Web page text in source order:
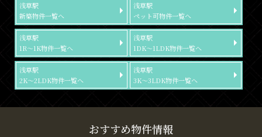
浅草駅
新築物件一覧へ
浅草駅
ペット可物件一覧へ
浅草駅
1R～1K物件一覧へ
浅草駅
1DK～1LDK物件一覧へ
浅草駅
2K～2LDK物件一覧へ
浅草駅
3K～3LDK物件一覧へ
おすすめ物件情報